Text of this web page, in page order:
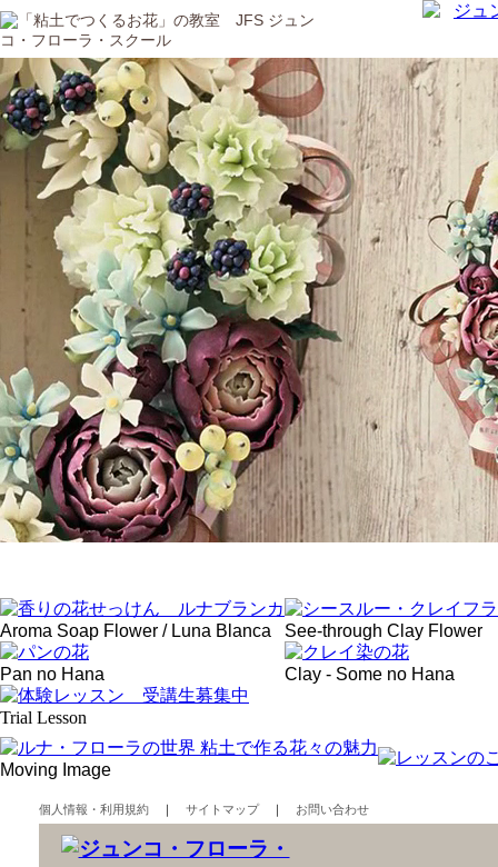
Aroma Soap Flower / Luna Blanca See-through Clay Flower
Pan no Hana Clay - Some no Hana
Trial Lesson
Moving Image
個人情報・利用規約｜ サイトマップ｜ お問い合わせ